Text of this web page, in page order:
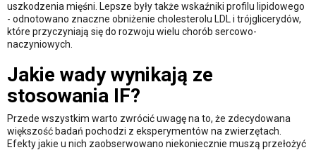
uszkodzenia mięśni. Lepsze były także wskaźniki profilu lipidowego
- odnotowano znaczne obniżenie cholesterolu LDL i trójglicerydów,
które przyczyniają się do rozwoju wielu chorób sercowo-
naczyniowych.
Jakie wady wynikają ze
stosowania IF?
Przede wszystkim warto zwrócić uwagę na to, że zdecydowana
większość badań pochodzi z eksperymentów na zwierzętach.
Efekty jakie u nich zaobserwowano niekoniecznie muszą przełożyć